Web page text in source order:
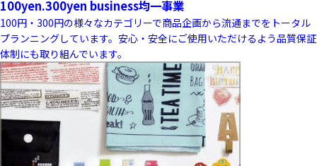
100yen.300yen business均一事業
100円・300円の様々なカテゴリーで商品企画から流通までをトータル
プランニングしています。安心・安全にご使用いただけるよう品質保証
体制にも取り組んでいます。